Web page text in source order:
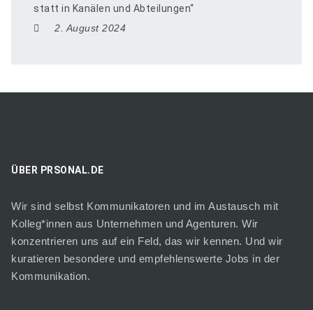
statt in Kanälen und Abteilungen“
2. August 2024
ÜBER PRSONAL.DE
Wir sind selbst Kommunikatoren und im Austausch mit
Kolleg*innen aus Unternehmen und Agenturen. Wir
konzentrieren uns auf ein Feld, das wir kennen. Und wir
kuratieren besondere und empfehlenswerte Jobs in der
Kommunikation.